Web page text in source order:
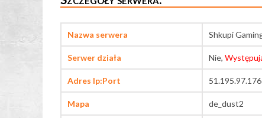
Nazwa serwera Shkupi
Serwer działa Nie,
Adres Ip:Port
Mapa de_dust2